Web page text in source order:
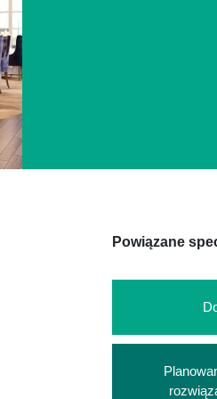
Powiązane